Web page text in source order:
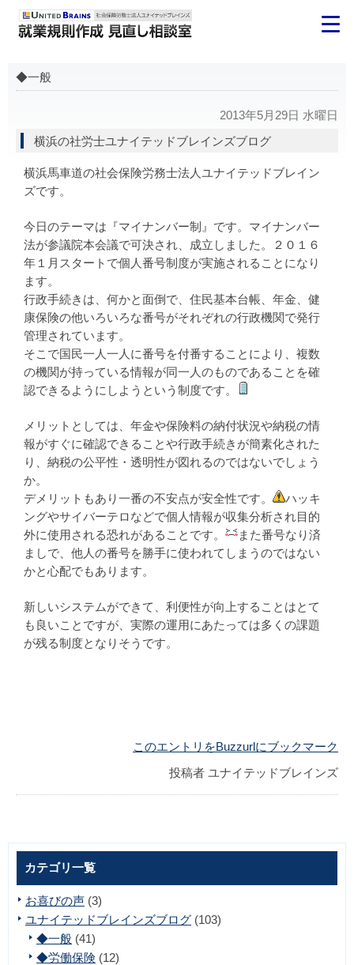
◆一般
2013年5月29日 水曜日
横浜の社労士ユナイテッドブレインズブログ
横浜馬車道の社会保険労務士法人ユナイテッドブレイン
ズです。
今日のテーマは『マイナンバー制』です。マイナンバー
法が参議院本会議で可決され、成立しました。２０１６
年１月スタートで個人番号制度が実施されることになり
ます。
行政手続きは、何かと面倒で、住民基本台帳、年金、健
康保険の他いろいろな番号がそれぞれの行政機関で発行
管理されています。
そこで国民一人一人に番号を付番することにより、複数
の機関が持っている情報が同一人のものであることを確
認できるようにしようという制度です。
メリットとしては、年金や保険料の納付状況や納税の情
報がすぐに確認できることや行政手続きが簡素化された
り、納税の公平性・透明性が図れるのではないでしょう
か。
デメリットもあり一番の不安点が安全性です。
ハッキ
ングやサイバーテロなどで個人情報が収集分析され目的
外に使用される恐れがあることです。
また番号なり済
ましで、他人の番号を勝手に使われてしまうのではない
かと心配でもあります。
新しいシステムができて、利便性が向上することはとて
も良いことですが、実際の運用にあたっては多くの課題
が残る制度となりそうです。
このエントリをBuzzurlにブックマーク
投稿者 ユナイテッドブレインズ
カテゴリ一覧
お喜びの声 (3)
ユナイテッドブレインズブログ (103)
◆一般 (41)
◆労働保険 (12)